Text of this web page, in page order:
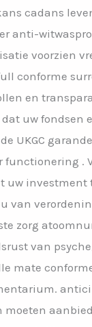
cadans
anti-
voorzien
conforme
en
uw fondsen
UKGC
.
uw
van
zorg
van
mate